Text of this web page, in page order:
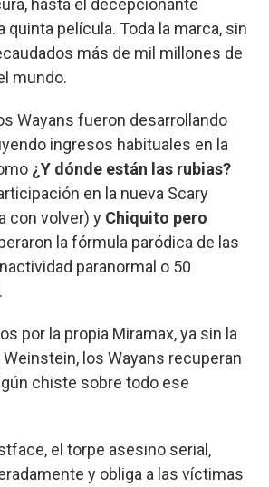
hasta el decepcionante
quinta película. Toda la marca, sin
más de mil millones de
mundo.
Wayans fueron desarrollando
ingresos habituales en la
¿Y dónde están las rubias?
en la nueva Scary
con volver) y Chiquito pero
la fórmula paródica de las
paranormal o 50
por la propia Miramax, ya sin la
los Wayans recuperan
chiste sobre todo ese
el torpe asesino serial,
y obliga a las víctimas